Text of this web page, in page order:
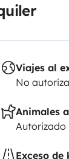
Viajes al
No
Animales
Autorizado
Exceso